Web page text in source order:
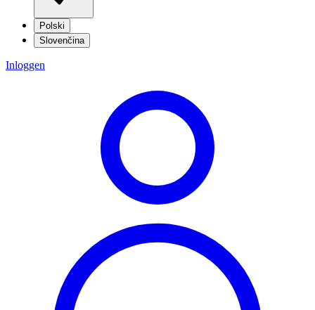
Polski
Slovenčina
Inloggen